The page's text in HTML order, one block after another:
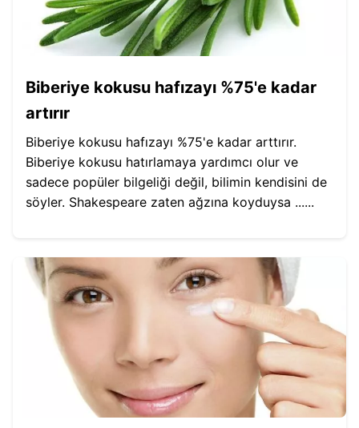
Biberiye kokusu hafızayı %75'e kadar
artırır
Biberiye kokusu hafızayı %75'e kadar arttırır.
Biberiye kokusu hatırlamaya yardımcı olur ve
sadece popüler bilgeliği değil, bilimin kendisini de
söyler. Shakespeare zaten ağzına koyduysa ......